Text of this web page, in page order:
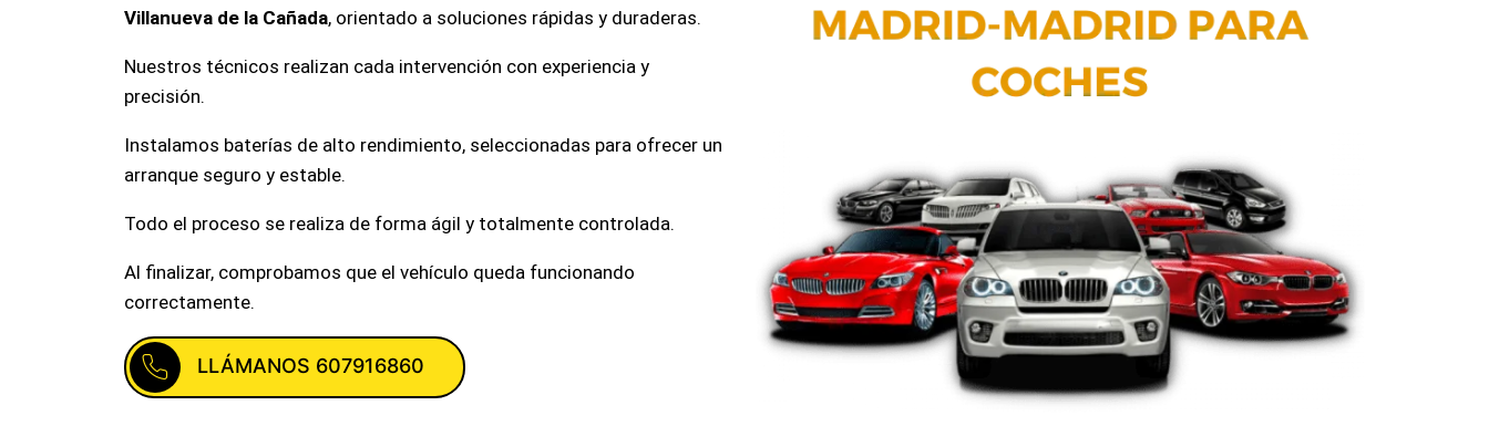
Villanueva de la Cañada, orientado a soluciones rápidas y duraderas.
Nuestros técnicos realizan cada intervención con experiencia y
precisión.
Instalamos baterías de alto rendimiento, seleccionadas para ofrecer un
arranque seguro y estable.
Todo el proceso se realiza de forma ágil y totalmente controlada.
Al finalizar, comprobamos que el vehículo queda funcionando
correctamente.
LLÁMANOS 607916860